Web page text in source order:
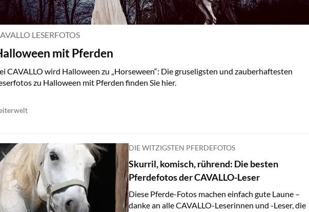
LESERFOTOS
mit Pferden
CAVALLO wird Halloween zu „Horseween“: Die gruseligsten und zauberhaftesten
zu Halloween mit Pferden finden Sie hier.
DIE WITZIGSTEN PFERDEFOTOS
Skurril, komisch, rührend: Die besten
Pferdefotos der CAVALLO-Leser
Diese Pferde-Fotos machen einfach gute Laune –
danke an alle CAVALLO-Leserinnen und -Leser, die